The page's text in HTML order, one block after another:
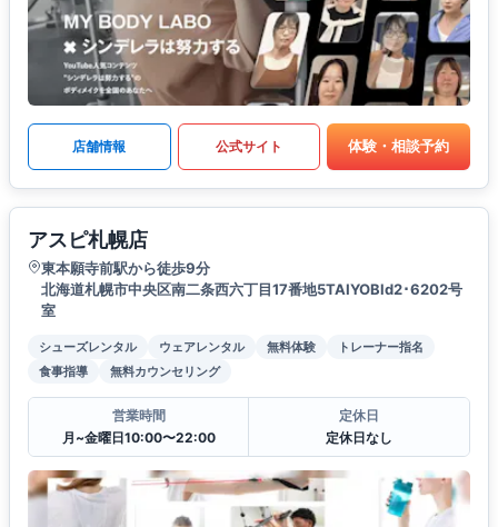
店舗情報 公式サイト 体験・相談予約
アスピ札幌店
東本願寺前駅から徒歩9分
北海道札幌市中央区南二条西六丁目17番地5TAIYOBld2･6202号
室
シューズレンタル ウェアレンタル 無料体験
トレーナー指名
食事指導
無料カウンセリング
営業時間
月~金曜日10:00〜22:00
定休日
定休日なし